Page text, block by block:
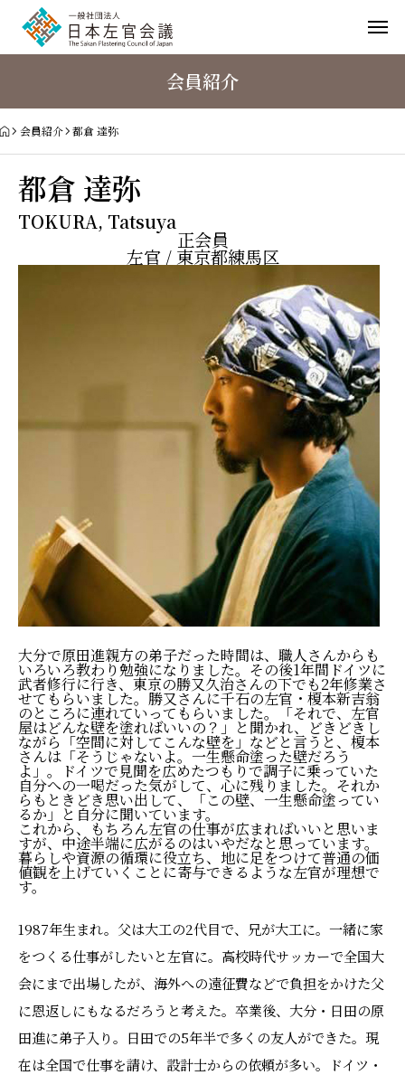
会員紹介
会員紹介 都倉 達弥
都倉 達弥
TOKURA, Tatsuya
正会員
左官 / 東京都練馬区
大分で原田進親方の弟子だった時間は、職人さんからも
いろいろ教わり勉強になりました。その後1年間ドイツに
武者修行に行き、東京の勝又久治さんの下でも2年修業さ
せてもらいました。勝又さんに千石の左官・榎本新吉翁
のところに連れていってもらいました。「それで、左官
屋はどんな壁を塗ればいいの？」と聞かれ、どきどきし
ながら「空間に対してこんな壁を」などと言うと、榎本
さんは「そうじゃないよ。一生懸命塗った壁だろう
よ」。ドイツで見聞を広めたつもりで調子に乗っていた
自分への一喝だった気がして、心に残りました。それか
らもときどき思い出して、「この壁、一生懸命塗ってい
るか」と自分に聞いています。
これから、もちろん左官の仕事が広まればいいと思いま
すが、中途半端に広がるのはいやだなと思っています。
暮らしや資源の循環に役立ち、地に足をつけて普通の価
値観を上げていくことに寄与できるような左官が理想で
す。
1987年生まれ。父は大工の2代目で、兄が大工に。一緒に家
をつくる仕事がしたいと左官に。高校時代サッカーで全国大
会にまで出場したが、海外への遠征費などで負担をかけた父
に恩返しにもなるだろうと考えた。卒業後、大分・日田の原
田進に弟子入り。日田での5年半で多くの友人ができた。現
在は全国で仕事を請け、設計士からの依頼が多い。ドイツ・